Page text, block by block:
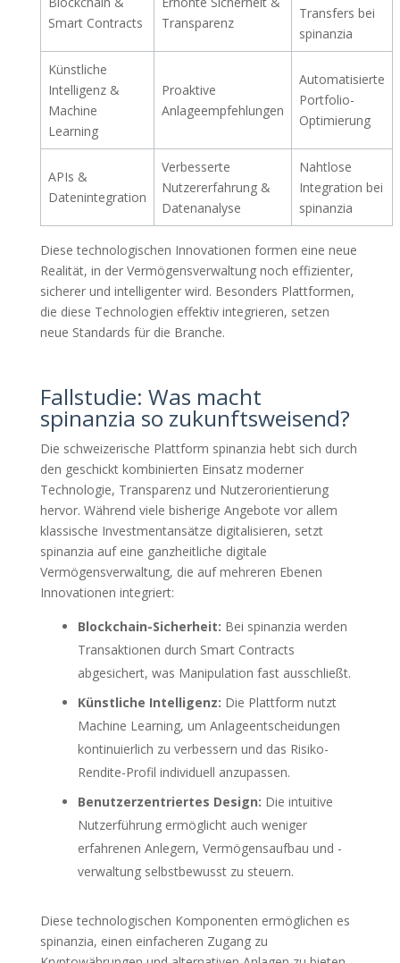
Smart Contracts
Transparenz
Transfers bei
spinanzia
Künstliche
Intelligenz &
Machine
Learning
Proaktive
Anlageempfehlungen
Automatisierte
Portfolio-
Optimierung
APIs &
Datenintegration
Verbesserte
Nutzererfahrung &
Datenanalyse
Nahtlose
Integration bei
spinanzia
Diese technologischen Innovationen formen eine neue
Realität, in der Vermögensverwaltung noch effizienter,
sicherer und intelligenter wird. Besonders Plattformen,
die diese Technologien effektiv integrieren, setzen
neue Standards für die Branche.
Fallstudie: Was macht
spinanzia so zukunftsweisend?
Die schweizerische Plattform spinanzia hebt sich durch
den geschickt kombinierten Einsatz moderner
Technologie, Transparenz und Nutzerorientierung
hervor. Während viele bisherige Angebote vor allem
klassische Investmentansätze digitalisieren, setzt
spinanzia auf eine ganzheitliche digitale
Vermögensverwaltung, die auf mehreren Ebenen
Innovationen integriert:
Blockchain-Sicherheit: Bei spinanzia werden
Transaktionen durch Smart Contracts
abgesichert, was Manipulation fast ausschließt.
Künstliche Intelligenz: Die Plattform nutzt
Machine Learning, um Anlageentscheidungen
kontinuierlich zu verbessern und das Risiko-
Rendite-Profil individuell anzupassen.
Benutzerzentriertes Design: Die intuitive
Nutzerführung ermöglicht auch weniger
erfahrenen Anlegern, Vermögensaufbau und -
verwaltung selbstbewusst zu steuern.
Diese technologischen Komponenten ermöglichen es
spinanzia, einen einfacheren Zugang zu